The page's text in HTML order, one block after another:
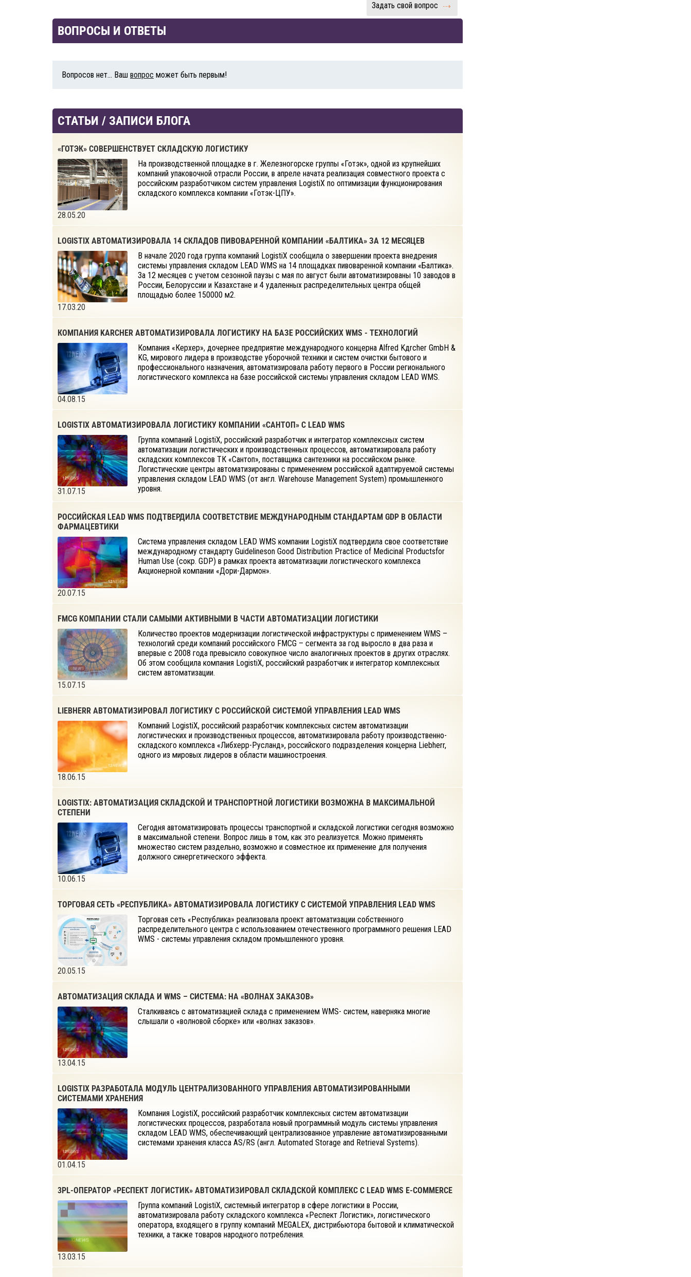
Задать свой вопрос
ВОПРОСЫ И ОТВЕТЫ
Вопросов нет... Ваш вопрос может быть первым!
СТАТЬИ / ЗАПИСИ БЛОГА
«ГОТЭК» СОВЕРШЕНСТВУЕТ СКЛАДСКУЮ ЛОГИСТИКУ
28.05.20
На производственной площадке в г. Железногорске группы «Готэк», одной из крупнейших
компаний упаковочной отрасли России, в апреле начата реализация совместного проекта с
российским разработчиком систем управления LogistiX по оптимизации функционирования
складского комплекса компании «Готэк-ЦПУ».
LOGISTIX АВТОМАТИЗИРОВАЛА 14 СКЛАДОВ ПИВОВАРЕННОЙ КОМПАНИИ «БАЛТИКА» ЗА 12 МЕСЯЦЕВ
17.03.20
В начале 2020 года группа компаний LogistiX сообщила о завершении проекта внедрения
системы управления складом LEAD WMS на 14 площадках пивоваренной компании «Балтика».
За 12 месяцев с учетом сезонной паузы с мая по август были автоматизированы 10 заводов в
России, Белоруссии и Казахстане и 4 удаленных распределительных центра общей
площадью более 150000 м2.
КОМПАНИЯ KARCHER АВТОМАТИЗИРОВАЛА ЛОГИСТИКУ НА БАЗЕ РОССИЙСКИХ WMS - ТЕХНОЛОГИЙ
04.08.15
Компания «Керхер», дочернее предприятие международного концерна Alfred Kдrcher GmbH &
KG, мирового лидера в производстве уборочной техники и систем очистки бытового и
профессионального назначения, автоматизировала работу первого в России регионального
логистического комплекса на базе российской системы управления складом LEAD WMS.
LOGISTIX АВТОМАТИЗИРОВАЛА ЛОГИСТИКУ КОМПАНИИ «САНТОП» С LEAD WMS
31.07.15
Группа компаний LogistiX, российский разработчик и интегратор комплексных систем
автоматизации логистических и производственных процессов, автоматизировала работу
складских комплексов ТК «Сантоп», поставщика сантехники на российском рынке.
Логистические центры автоматизированы с применением российской адаптируемой системы
управления складом LEAD WMS (от англ. Warehouse Management System) промышленного
уровня.
РОССИЙСКАЯ LEAD WMS ПОДТВЕРДИЛА СООТВЕТСТВИЕ МЕЖДУНАРОДНЫМ СТАНДАРТАМ GDP В ОБЛАСТИ
ФАРМАЦЕВТИКИ
20.07.15
Система управления складом LEAD WMS компании LogistiX подтвердила свое соответствие
международному стандарту Guidelineson Good Distribution Practice of Medicinal Productsfor
Human Use (сокр. GDP) в рамках проекта автоматизации логистического комплекса
Акционерной компании «Дори-Дармон».
FMCG КОМПАНИИ СТАЛИ САМЫМИ АКТИВНЫМИ В ЧАСТИ АВТОМАТИЗАЦИИ ЛОГИСТИКИ
15.07.15
Количество проектов модернизации логистической инфраструктуры с применением WMS –
технологий среди компаний российского FMCG – сегмента за год выросло в два раза и
впервые с 2008 года превысило совокупное число аналогичных проектов в других отраслях.
Об этом сообщила компания LogistiX, российский разработчик и интегратор комплексных
систем автоматизации.
LIEBHERR АВТОМАТИЗИРОВАЛ ЛОГИСТИКУ С РОССИЙСКОЙ СИСТЕМОЙ УПРАВЛЕНИЯ LEAD WMS
18.06.15
Компаний LogistiX, российский разработчик комплексных систем автоматизации
логистических и производственных процессов, автоматизировала работу производственно-
складского комплекса «Либхерр-Русланд», российского подразделения концерна Liebherr,
одного из мировых лидеров в области машиностроения.
LOGISTIX: АВТОМАТИЗАЦИЯ СКЛАДСКОЙ И ТРАНСПОРТНОЙ ЛОГИСТИКИ ВОЗМОЖНА В МАКСИМАЛЬНОЙ
СТЕПЕНИ
10.06.15
Сегодня автоматизировать процессы транспортной и складской логистики сегодня возможно
в максимальной степени. Вопрос лишь в том, как это реализуется. Можно применять
множество систем раздельно, возможно и совместное их применение для получения
должного синергетического эффекта.
ТОРГОВАЯ СЕТЬ «РЕСПУБЛИКА» АВТОМАТИЗИРОВАЛА ЛОГИСТИКУ С СИСТЕМОЙ УПРАВЛЕНИЯ LEAD WMS
20.05.15
Торговая сеть «Республика» реализовала проект автоматизации собственного
распределительного центра с использованием отечественного программного решения LEAD
WMS - системы управления складом промышленного уровня.
АВТОМАТИЗАЦИЯ СКЛАДА И WMS – СИСТЕМА: НА «ВОЛНАХ ЗАКАЗОВ»
13.04.15
Сталкиваясь с автоматизацией склада с применением WMS- систем, наверняка многие
слышали о «волновой сборке» или «волнах заказов».
LOGISTIX РАЗРАБОТАЛА МОДУЛЬ ЦЕНТРАЛИЗОВАННОГО УПРАВЛЕНИЯ АВТОМАТИЗИРОВАННЫМИ
СИСТЕМАМИ ХРАНЕНИЯ
01.04.15
Компания LogistiX, российский разработчик комплексных систем автоматизации
логистических процессов, разработала новый программный модуль системы управления
складом LEAD WMS, обеспечивающий централизованное управление автоматизированными
системами хранения класса AS/RS (англ. Automated Storage and Retrieval Systems).
3PL-ОПЕРАТОР «РЕСПЕКТ ЛОГИСТИК» АВТОМАТИЗИРОВАЛ СКЛАДСКОЙ КОМПЛЕКС С LEAD WMS E-COMMERCE
13.03.15
Группа компаний LogistiX, системный интегратор в сфере логистики в России,
автоматизировала работу складского комплекса «Респект Логистик», логистического
оператора, входящего в группу компаний MEGALEX, дистрибьютора бытовой и климатической
техники, а также товаров народного потребления.